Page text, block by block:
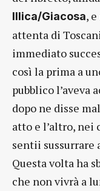
Illica/Giacosa,
attenta di
immediato
così la prima a
pubblico l’aveva
dopo ne disse
atto e l’altro, nei
sentii sussurrare
Questa volta ha
che non vivrà a